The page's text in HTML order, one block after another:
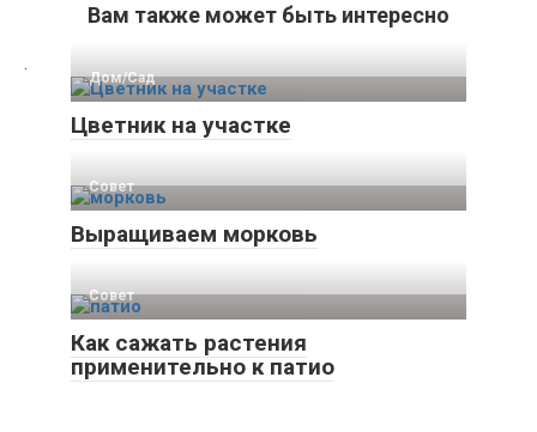
Вам также может быть интересно
.
Дом/Сад
Цветник на участке
Совет
Выращиваем морковь
Совет
Как сажать растения
применительно к патио